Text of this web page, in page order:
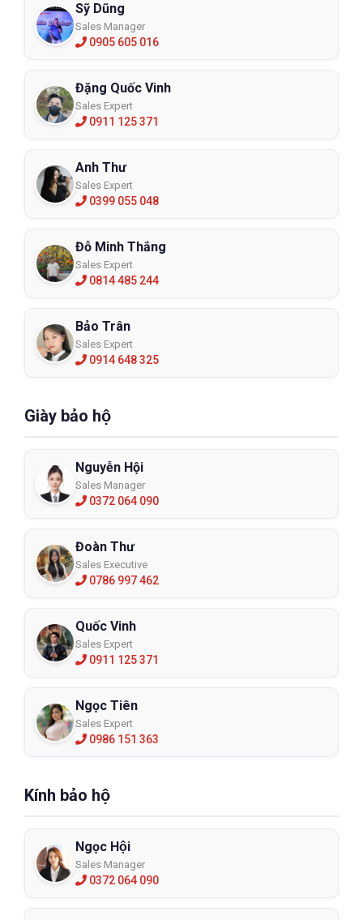
Sỹ Dũng
Sales Manager
0905 605 016
Đặng Quốc Vinh
Sales Expert
0911 125 371
Anh Thư
Sales Expert
0399 055 048
Đỗ Minh Thắng
Sales Expert
0814 485 244
Bảo Trân
Sales Expert
0914 648 325
Giày bảo hộ
Nguyễn Hội
Sales Manager
0372 064 090
Đoàn Thư
Sales Executive
0786 997 462
Quốc Vinh
Sales Expert
0911 125 371
Ngọc Tiên
Sales Expert
0986 151 363
Kính bảo hộ
Ngọc Hội
Sales Manager
0372 064 090